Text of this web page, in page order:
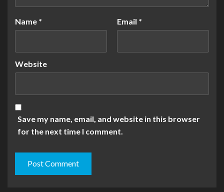
Name * Email *
Website
Save my name, email, and website in this browser
for the next time I comment.